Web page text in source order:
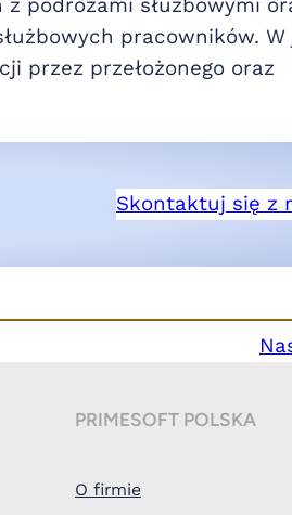
podróżami służbowymi
pracowników. W
przez przełożonego oraz
Skontaktuj się z
PRIMESOFT POLSKA
O firmie